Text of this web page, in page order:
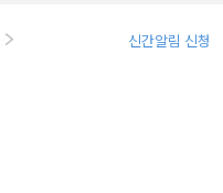
신간알림 신청